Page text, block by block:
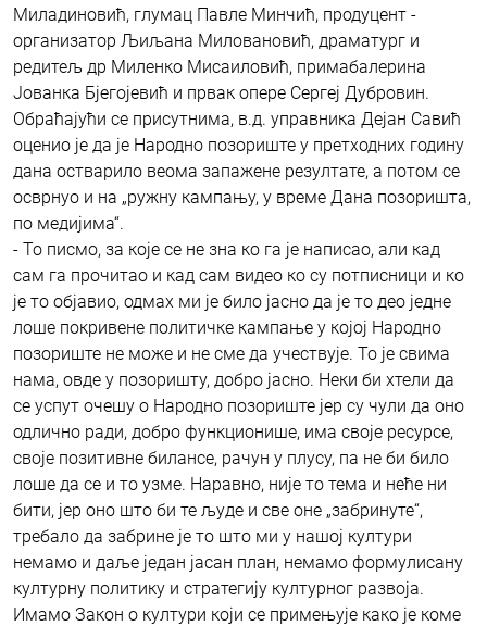
Миладиновић, глумац Павле Минчић, продуцент -
организатор Љиљана Миловановић, драматург и
редитељ др Миленко Мисаиловић, примабалерина
Јованка Бјегојевић и првак опере Сергеј Дубровин.
Обраћајући се присутнима, в.д. управника Дејан Савић
оценио је да је Народно позориште у претходних годину
дана остварило веома запажене резултате, а потом се
осврнуо и на „ружну кампању, у време Дана позоришта,
по медијима“.
- То писмо, за које се не зна ко га је написао, али кад
сам га прочитао и кад сам видео ко су потписници и ко
је то објавио, одмах ми је било јасно да је то део једне
лоше покривене политичке кампање у којој Народно
позориште не може и не сме да учествује. То је свима
нама, овде у позоришту, добро јасно. Неки би хтели да
се успут очешу о Народно позориште јер су чули да оно
одлично ради, добро функционише, има своје ресурсе,
своје позитивне билансе, рачун у плусу, па не би било
лоше да се и то узме. Наравно, није то тема и неће ни
бити, јер оно што би те људе и све оне „забринуте“,
требало да забрине је то што ми у нашој култури
немамо и даље један јасан план, немамо формулисану
културну политику и стратегију културног развоја.
Имамо Закон о култури који се примењује како је коме